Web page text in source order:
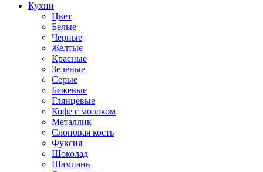
Кухни
Цвет
Белые
Черные
Желтые
Красные
Зеленые
Серые
Бежевые
Глянцевые
Кофе с молоком
Металлик
Слоновая кость
Фуксия
Шоколад
Шампань